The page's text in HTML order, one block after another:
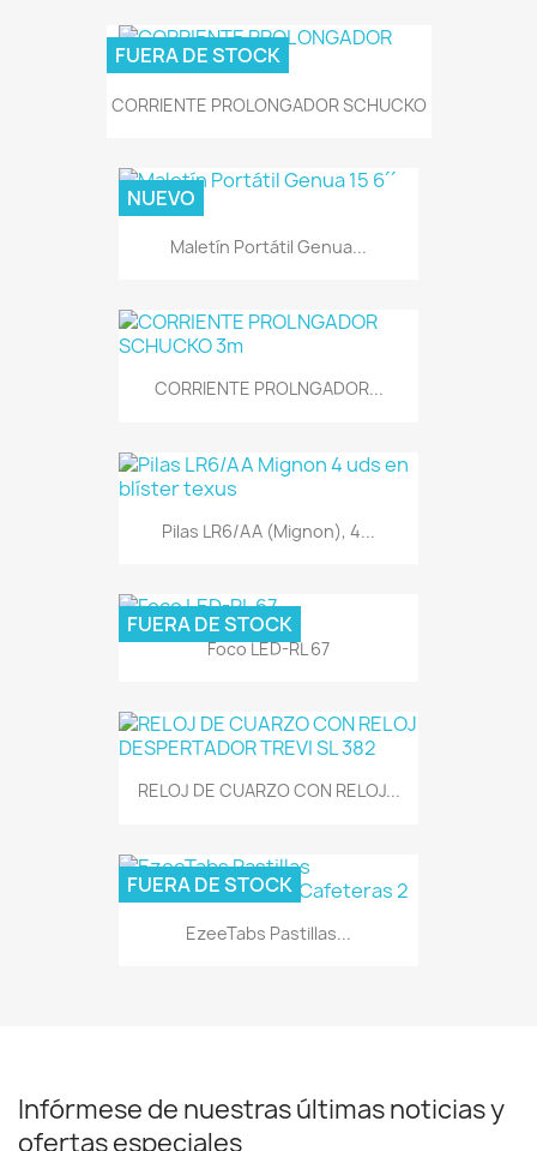
CORRIENTE PROLONGADOR SCHUCKO
FUERA DE STOCK
Maletín Portátil Genua...
NUEVO
CORRIENTE PROLNGADOR...
Pilas LR6/AA (Mignon), 4...
Foco LED-RL 67
FUERA DE STOCK
RELOJ DE CUARZO CON RELOJ...
EzeeTabs Pastillas...
FUERA DE STOCK
Infórmese de nuestras últimas noticias y
ofertas especiales